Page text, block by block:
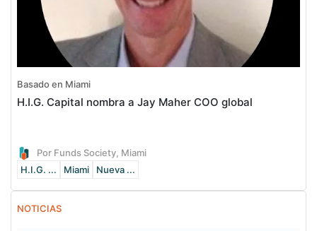
Basado en Miami
H.I.G. Capital nombra a Jay Maher COO global
Por Funds Society, Miami
H.I.G. ...
Miami Nueva ...
NOTICIAS